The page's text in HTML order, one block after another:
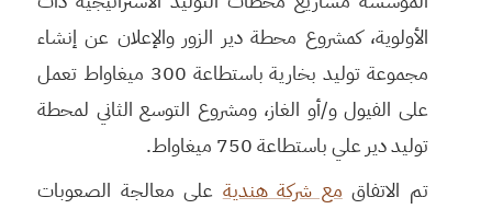
الأولوية، كمشروع محطة دير الزور والإعلان عن إنشاء
مجموعة توليد بخارية باستطاعة 300 ميغاواط تعمل
على الفيول و/أو الغاز، ومشروع التوسع الثاني لمحطة
توليد دير علي باستطاعة 750 ميغاواط.
تم الاتفاق مع شركة هندية على معالجة الصعوبات